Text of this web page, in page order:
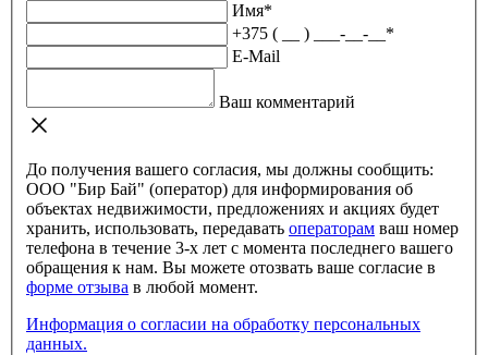
Имя*
+375 ( __ ) ___-__-__ *
E-Mail
Ваш комментарий
До получения вашего согласия, мы должны сообщить:
ООО "Бир Бай" (оператор) для информирования об
объектах недвижимости, предложениях и акциях будет
хранить, использовать, передавать операторам
телефона в течение 3-х лет с момента последнего вашего
обращения к нам. Вы можете отозвать ваше согласие в
форме отзыва
в любой момент.
Информация о согласии на обработку персональных
данных.